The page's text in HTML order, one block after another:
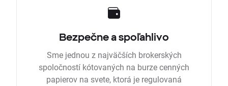
Bezpečne a spoľahlivo
Sme jednou z najväčších brokerských
spoločností kótovaných na burze cenných
papierov na svete, ktorá je regulovaná